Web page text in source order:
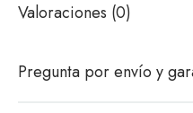
Valoraciones (0)
Pregunta por envío y